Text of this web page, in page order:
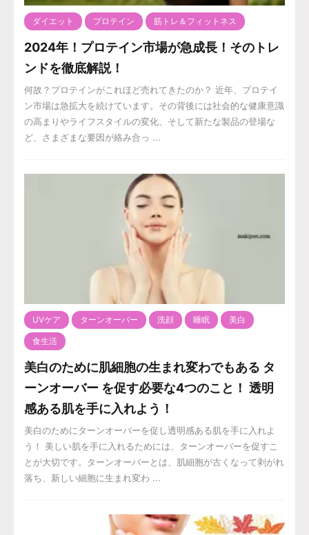
ダイエット プロテイン 筋トレ＆フィットネス
2024年！プロテイン市場が急成長！そのトレ
ンドを徹底解説！
何故？プロテインがこれほど売れてきたのか？ 近年、プロテイ
ン市場は急拡大を続けています。その背後には社会的な健康意識
の高まりやライフスタイルの変化、そして新たな製品の登場な
ど、さまざまな要因が絡み合っ ...
UVケア ターンオーバー 洗顔 睡眠 美白
食生活
美白のために肌細胞の生まれ変わでもある タ
ーンオーバー を促す必要な4つのこと！ 透明
感ある肌を手に入れよう！
美白のためにターンオーバーを促し透明感ある肌を手に入れよ
う！ 美しい肌を手に入れるためには、ターンオーバーを促すこ
とが大切です。ターンオーバーとは、肌細胞が古くなって剥がれ
落ち、新しい細胞に生まれ変わ ...